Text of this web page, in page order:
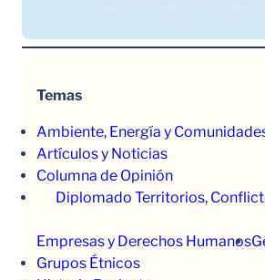
Temas
Ambiente, Energía y
Artículos y Noticias
Columna de Opinión
Diplomado Territorios,
Empresas y Derechos Humanos
Grupos Étnicos